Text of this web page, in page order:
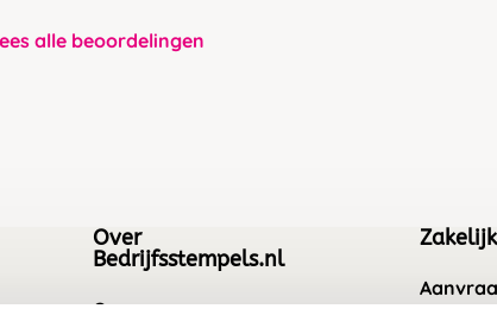
alle beoordelingen
Over
Bedrijfsstempels.nl
Over ons